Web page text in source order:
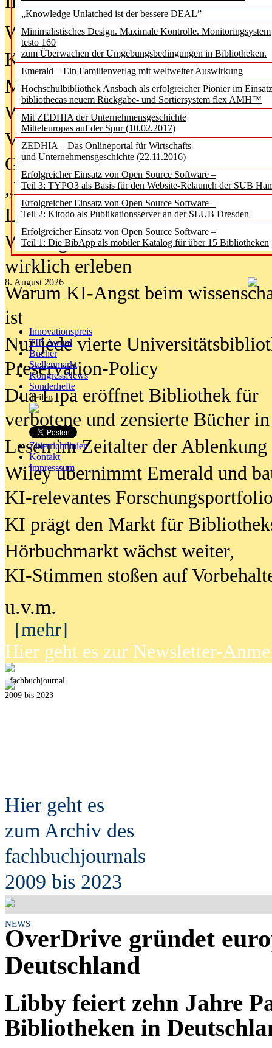
„Knowledge Unlatched ist der bessere DEAL”
Minimalistisches Design. Maximale Kontrolle. Monitoringsystem
testo 160
zum Überwachen der Umgebungsbedingungen in Bibliotheken.
Emerald – Ein Familienverlag mit weltweiter Auswirkung
Hochschulbibliothek Ansbach als erfolgreicher Pionier im
bibliothecas neuem Rückgabe- und Sortiersystem flex AMH™
Mit ZEDHIA der Unternehmensgeschichte
Mitteleuropas auf der Spur (10.02.2017)
ZEDHIA – Das Onlineportal für Wirtschafts-
und Unternehmensgeschichte (22.11.2016)
Erfolgreicher Einsatz von Open Source Software –
Teil 3: TYPO3 als Basis für den Website-Relaunch der SUB
Erfolgreicher Einsatz von Open Source Software –
Teil 2: Kitodo als Publikationsserver an der SLUB Dresden
Erfolgreicher Einsatz von Open Source Software –
Teil 1: Die BibApp als mobiler Katalog für über 15 Bibliotheken
8. August 2026
Innovationspreis
TIP Award
Bücher
Stellenmarkt
KongressNews
Sonderhefte
Teilen
Zitierrichtlinien
Kontakt
Impresssum
Was Hochschul­bibliotheken von
Kinder in der digitalen Welt
Metadaten als Infrastruktur
Wenn Bots katalogisieren
Von Abschlusskleidern bis
Geisterjagd-Ausrüstung in der
„Library of Things“ unterwegs
Lesen als Infrastrukturaufgabe
Wie Jugendliche Social Media
wirklich erleben
Warum KI-Angst beim
ist
Nur jede vierte
Preservation-Policy
Dua Lipa eröffnet Bibliothek für
verbotene und zensierte Bücher
Lesen im Zeitalter der Ablenkung
Wiley übernimmt Emerald und
KI-relevantes
KI prägt den Markt für
Hörbuchmarkt wächst weiter,
KI-Stimmen stoßen auf
u.v.m.
[mehr]
Hier geht es zur Newsletter-
fachbuchjournal
2009 bis 2023
Hier geht es
zum Archiv des
fachbuchjournals
2009 bis 2023
NEWS
OverDrive gründet
Deutschland
Libby feiert zehn Jahre
Bibliotheken in